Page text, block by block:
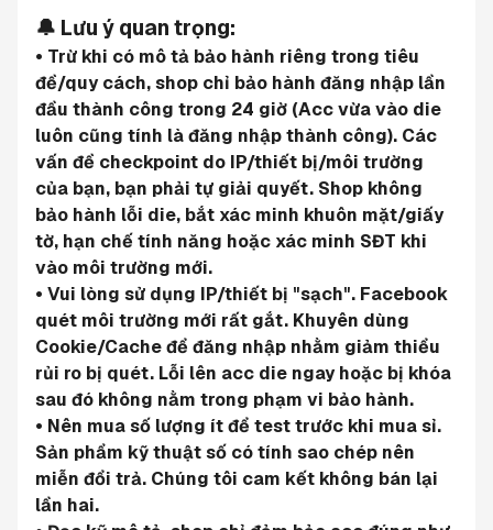
🔔 Lưu ý quan trọng:
• Trừ khi có mô tả bảo hành riêng trong tiêu
đề/quy cách, shop chỉ bảo hành đăng nhập lần
đầu thành công trong 24 giờ (Acc vừa vào die
luôn cũng tính là đăng nhập thành công). Các
vấn đề checkpoint do IP/thiết bị/môi trường
của bạn, bạn phải tự giải quyết. Shop không
bảo hành lỗi die, bắt xác minh khuôn mặt/giấy
tờ, hạn chế tính năng hoặc xác minh SĐT khi
vào môi trường mới.
• Vui lòng sử dụng IP/thiết bị "sạch". Facebook
quét môi trường mới rất gắt. Khuyên dùng
Cookie/Cache để đăng nhập nhằm giảm thiểu
rủi ro bị quét. Lỗi lên acc die ngay hoặc bị khóa
sau đó không nằm trong phạm vi bảo hành.
• Nên mua số lượng ít để test trước khi mua sỉ.
Sản phẩm kỹ thuật số có tính sao chép nên
miễn đổi trả. Chúng tôi cam kết không bán lại
lần hai.